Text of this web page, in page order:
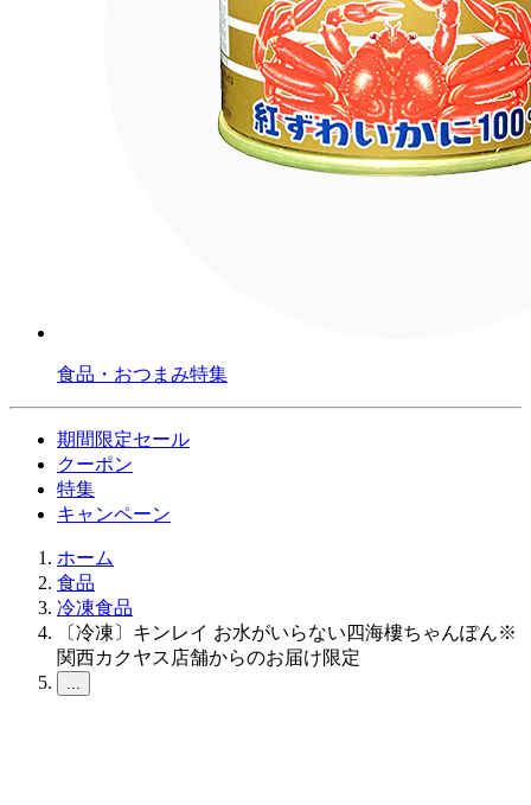
食品・おつまみ特集
期間限定セール
クーポン
特集
キャンペーン
ホーム
食品
冷凍食品
〔冷凍〕キンレイ お水がいらない四海樓ちゃんぽん※
関西カクヤス店舗からのお届け限定
...